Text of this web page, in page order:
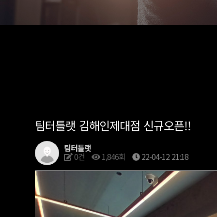
팀터틀랫 김해인제대점 신규오픈!!
팀터틀랫
0건 1,846회 22-04-12 21:18